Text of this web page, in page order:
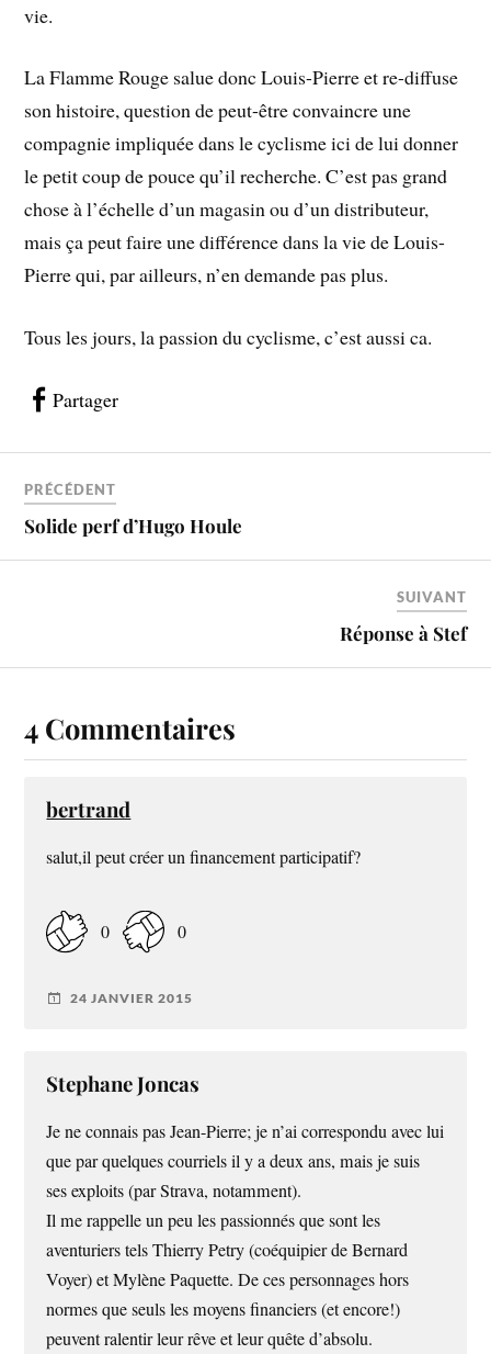
vie.
La Flamme Rouge salue donc Louis-Pierre et re-diffuse
son histoire, question de peut-être convaincre une
compagnie impliquée dans le cyclisme ici de lui donner
le petit coup de pouce qu’il recherche. C’est pas grand
chose à l’échelle d’un magasin ou d’un distributeur,
mais ça peut faire une différence dans la vie de Louis-
Pierre qui, par ailleurs, n’en demande pas plus.
Tous les jours, la passion du cyclisme, c’est aussi ca.
Partager
PRÉCÉDENT
Solide perf d’Hugo Houle
SUIVANT
Réponse à Stef
4 Commentaires
bertrand
salut,il peut créer un financement participatif?
0 0
24 JANVIER 2015
Stephane Joncas
Je ne connais pas Jean-Pierre; je n’ai correspondu avec lui
que par quelques courriels il y a deux ans, mais je suis
ses exploits (par Strava, notamment).
Il me rappelle un peu les passionnés que sont les
aventuriers tels Thierry Petry (coéquipier de Bernard
Voyer) et Mylène Paquette. De ces personnages hors
normes que seuls les moyens financiers (et encore!)
peuvent ralentir leur rêve et leur quête d’absolu.